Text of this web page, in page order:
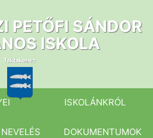
PETŐFI SÁNDOR
ISKOLA
ISKOLÁNKRÓL
DOKUMENTUMOK